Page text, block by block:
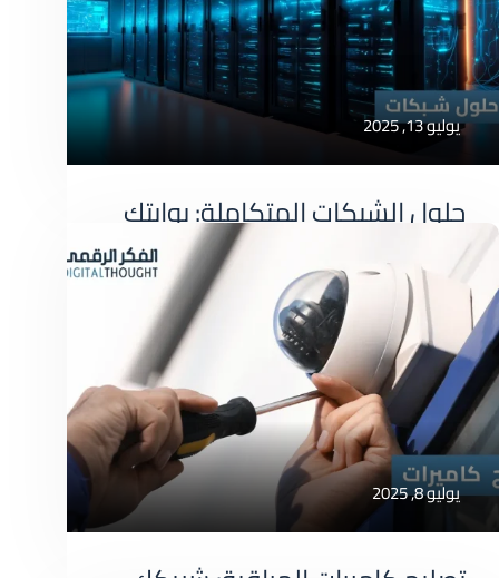
صيانة شبكات
يوليو 13, 2025
حلول الشبكات المتكاملة: بوابتك
لعمل أكثر كفاءة وأمان
حلول الشبكات المتكاملة: بوابتك لعمل أكثر كفاءة
وأمان في عالم
صيانة شبكات
يوليو 8, 2025